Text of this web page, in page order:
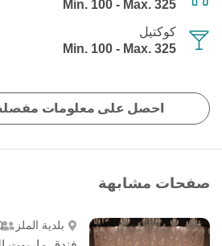
Min. 100 - Max. 325
كوكتيل
Min. 100 - Max. 325
احصل على معلومات
صفحات مشابهة
بلدية الملز